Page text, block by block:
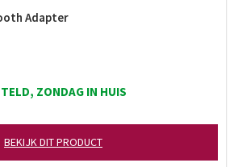
Adapter
ZONDAG IN HUIS
BEKIJK DIT PRODUCT